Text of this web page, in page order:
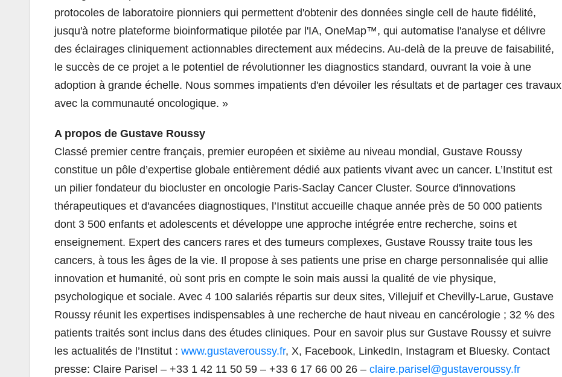
protocoles de laboratoire pionniers qui permettent d'obtenir des données single cell de haute fidélité,
jusqu'à notre plateforme bioinformatique pilotée par l'IA, OneMap™, qui automatise l'analyse et délivre
des éclairages cliniquement actionnables directement aux médecins. Au-delà de la preuve de faisabilité,
le succès de ce projet a le potentiel de révolutionner les diagnostics standard, ouvrant la voie à une
adoption à grande échelle. Nous sommes impatients d'en dévoiler les résultats et de partager ces travaux
avec la communauté oncologique. »
A propos de Gustave Roussy
Classé premier centre français, premier européen et sixième au niveau mondial, Gustave Roussy
constitue un pôle d’expertise globale entièrement dédié aux patients vivant avec un cancer. L’Institut est
un pilier fondateur du biocluster en oncologie Paris-Saclay Cancer Cluster. Source d'innovations
thérapeutiques et d'avancées diagnostiques, l’Institut accueille chaque année près de 50 000 patients
dont 3 500 enfants et adolescents et développe une approche intégrée entre recherche, soins et
enseignement. Expert des cancers rares et des tumeurs complexes, Gustave Roussy traite tous les
cancers, à tous les âges de la vie. Il propose à ses patients une prise en charge personnalisée qui allie
innovation et humanité, où sont pris en compte le soin mais aussi la qualité de vie physique,
psychologique et sociale. Avec 4 100 salariés répartis sur deux sites, Villejuif et Chevilly-Larue, Gustave
Roussy réunit les expertises indispensables à une recherche de haut niveau en cancérologie ; 32 % des
patients traités sont inclus dans des études cliniques. Pour en savoir plus sur Gustave Roussy et suivre
les actualités de l’Institut : www.gustaveroussy.fr, X, Facebook, LinkedIn, Instagram et Bluesky. Contact
presse: Claire Parisel – +33 1 42 11 50 59 – +33 6 17 66 00 26 – claire.parisel@gustaveroussy.fr